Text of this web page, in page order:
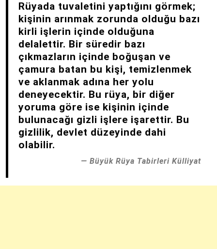
Rüyada tuvaletini yaptığını görmek;
kişinin arınmak zorunda olduğu bazı
kirli işlerin içinde olduğuna
delalettir. Bir süredir bazı
çıkmazların içinde boğuşan ve
çamura batan bu kişi, temizlenmek
ve aklanmak adına her yolu
deneyecektir. Bu rüya, bir diğer
yoruma göre ise kişinin içinde
bulunacağı gizli işlere işarettir. Bu
gizlilik, devlet düzeyinde dahi
olabilir.
Büyük Rüya Tabirleri Külliyat